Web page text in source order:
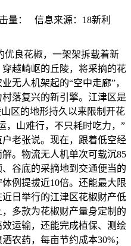
量：
信息来源：18新利
良花椒，一架架拆载着新
越崎岖的丘陵，将采摘的花
无人机架起的“空中走廊”，
落复兴的新引擎。江津区是
区的地形持久以来限制开花
，山难行，不只耗时吃力，”
老张说。现在，跟着低空经
。物流无人机单次可载沉85
谷底的采摘地到交通便当的
例提拔近10倍。还能最大限
日举行的江津区花椒财产低
多款为花椒财产量身定制的
运输，还能完成植保、测绘
农药，每亩节约成本30%；